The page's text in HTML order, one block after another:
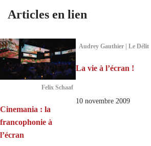
Articles en lien
Felix Schaaf
Cinemania : la
francophonie à
l’écran
Audrey Gauthier | Le Délit
La vie à l’écran !
10 novembre 2009